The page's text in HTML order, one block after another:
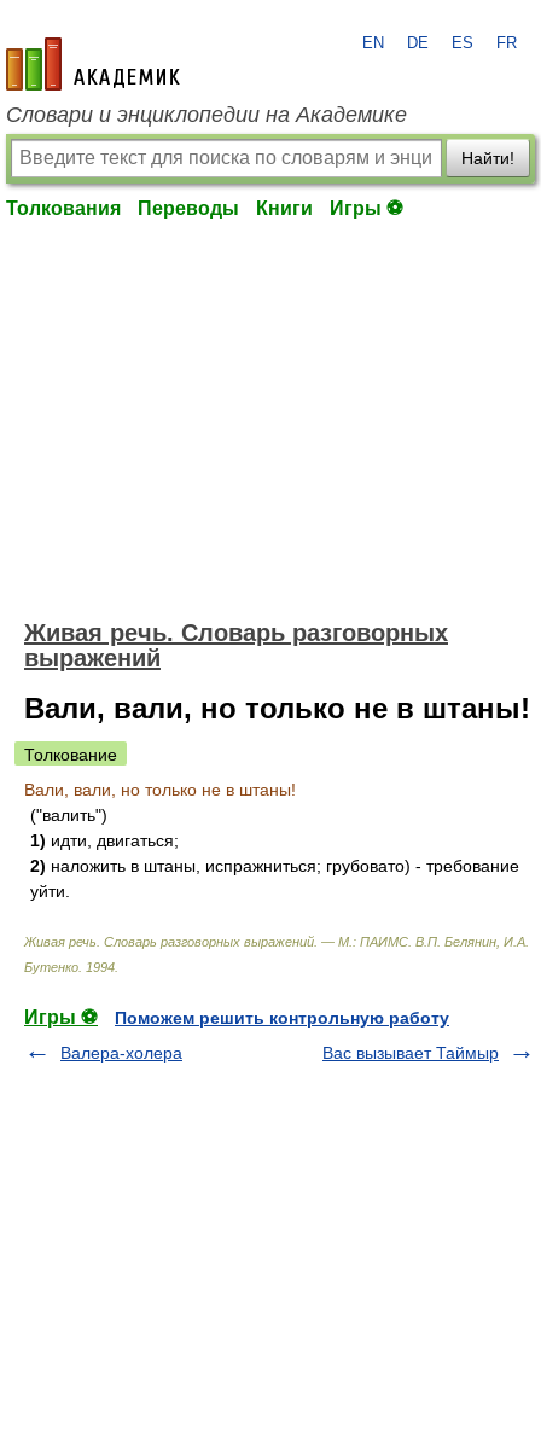
academic.ru
EN DE ES FR
Словари и энциклопедии на Академике
Найти!
Толкования Переводы Книги Игры ⚽
Живая речь. Словарь разговорных
выражений
Вали, вали, но только не в штаны!
Толкование
Вали, вали, но только не в штаны!
("валить")
1) идти, двигаться;
2) наложить в штаны, испражниться; грубовато) - требование
уйти.
Живая речь. Словарь разговорных выражений. — М.: ПАИМС В.П. Белянин, И.А.
Бутенко 1994
Игры ⚽
Поможем решить контрольную работу
Валера-холера
Вас вызывает Таймыр